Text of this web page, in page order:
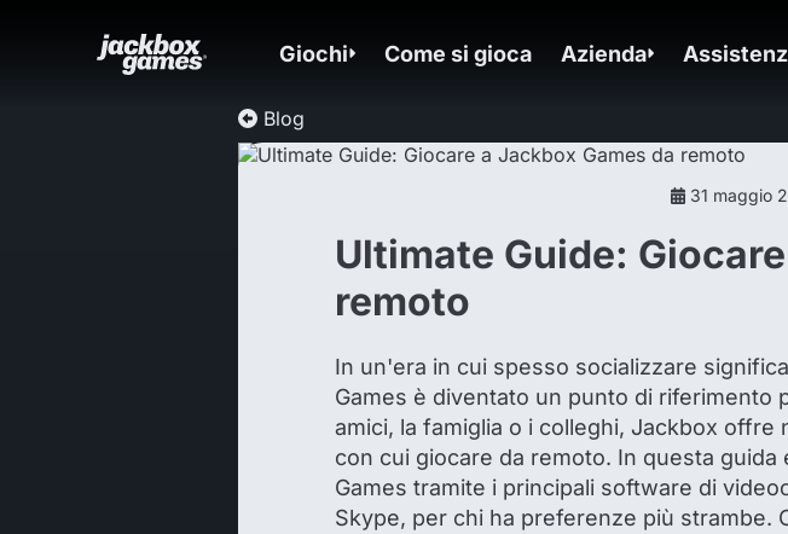
Giochi Come si gioca Azienda
Blog
31 maggio
Ultimate Guide:
remoto
In un'era in cui spesso socializzare
Games è diventato un punto di riferimento
amici, la famiglia o i colleghi, Jackbox
con cui giocare da remoto. In questa
Games tramite i principali software di
Skype, per chi ha preferenze più strambe.